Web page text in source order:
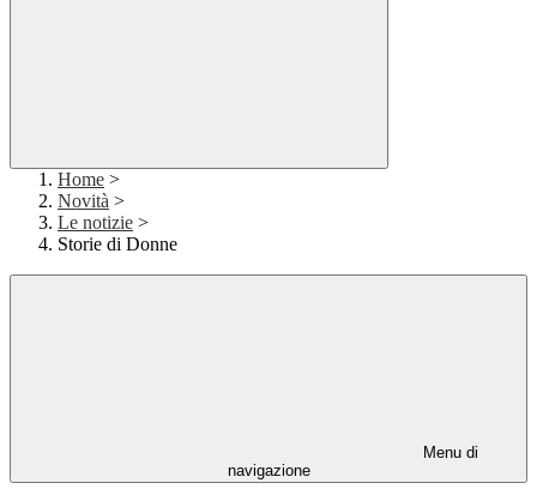
Home >
Novità >
Le notizie >
Storie di Donne
Menu di
navigazione